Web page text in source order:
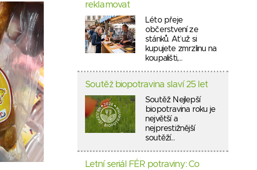
reklamovat
Léto přeje
občerstvení ze
stánků. Ať už si
kupujete zmrzlinu na
koupališti,…
Soutěž biopotravina slaví 25 let
Soutěž Nejlepší
biopotravina roku je
největší a
nejprestižnější
soutěží…
Letní seriál FÉR potraviny: Co